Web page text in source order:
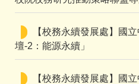
【校務永續發展處】國
壇-2：能源永續」
【校務永續發展處】國